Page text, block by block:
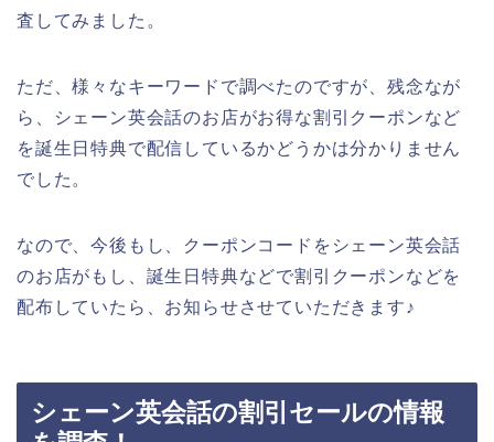
査してみました。
ただ、様々なキーワードで調べたのですが、残念なが
ら、シェーン英会話のお店がお得な割引クーポンなど
を誕生日特典で配信しているかどうかは分かりません
でした。
なので、今後もし、クーポンコードをシェーン英会話
のお店がもし、誕生日特典などで割引クーポンなどを
配布していたら、お知らせさせていただきます♪
シェーン英会話の割引セールの情報